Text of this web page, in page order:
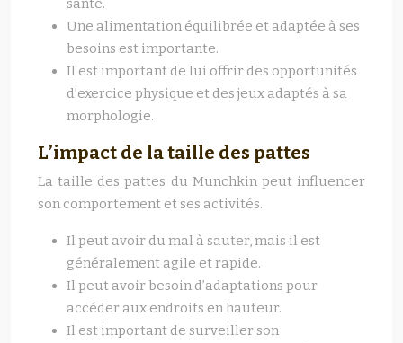
santé.
Une alimentation équilibrée et adaptée à ses
besoins est importante.
Il est important de lui offrir des opportunités
d’exercice physique et des jeux adaptés à sa
morphologie.
L’impact de la taille des pattes
La taille des pattes du Munchkin peut influencer
son comportement et ses activités.
Il peut avoir du mal à sauter, mais il est
généralement agile et rapide.
Il peut avoir besoin d’adaptations pour
accéder aux endroits en hauteur.
Il est important de surveiller son